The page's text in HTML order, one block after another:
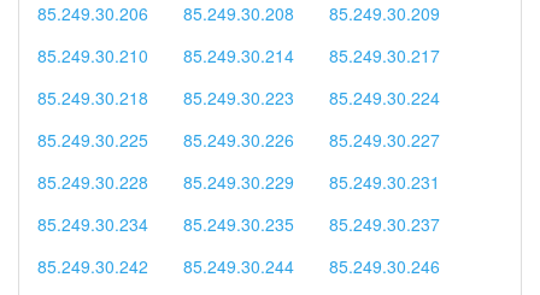
85.249.30.206
85.249.30.208
85.249.30.209
85.249.30.210
85.249.30.214
85.249.30.217
85.249.30.218
85.249.30.223
85.249.30.224
85.249.30.225
85.249.30.226
85.249.30.227
85.249.30.228
85.249.30.229
85.249.30.231
85.249.30.234
85.249.30.235
85.249.30.237
85.249.30.242
85.249.30.244
85.249.30.246